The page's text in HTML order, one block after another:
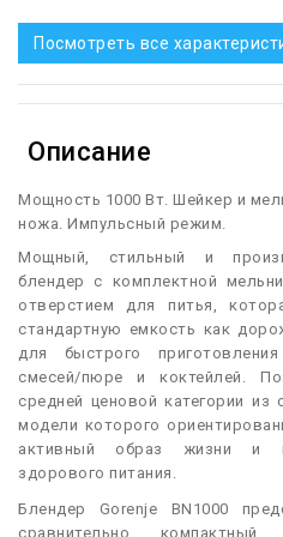
Посмотреть все
Описание
Мощность 1000 Вт. Шейкер и
ножа. Импульсный режим.
М ощный, стильный и
блендер с комплектной
отверстием для питья,
стандартную емкость как
для быстрого
смесей/пюре и коктейлей.
средней ценовой категории из
модели которого
активный образ жизни и
здорового питания.
Блендер Gorenje BN1000
сравнительно